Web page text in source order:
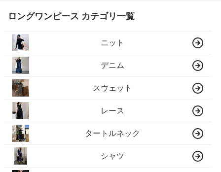
ロングワンピース カテゴリ一覧
ニット
デニム
スウェット
レース
タートルネック
シャツ